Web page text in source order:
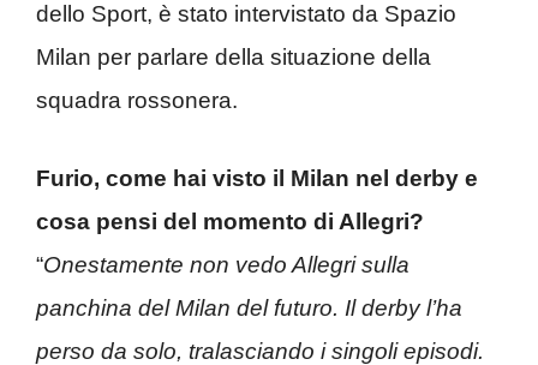
dello Sport, è stato intervistato da Spazio
Milan per parlare della situazione della
squadra rossonera.
Furio, come hai visto il Milan nel derby e
cosa pensi del momento di Allegri?
“Onestamente non vedo Allegri sulla
panchina del Milan del futuro. Il derby l’ha
perso da solo, tralasciando i singoli episodi.